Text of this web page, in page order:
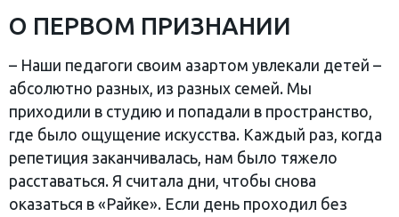
О ПЕРВОМ ПРИЗНАНИИ
– Наши педагоги своим азартом увлекали детей –
абсолютно разных, из разных семей. Мы
приходили в студию и попадали в пространство,
где было ощущение искусства. Каждый раз, когда
репетиция заканчивалась, нам было тяжело
расставаться. Я считала дни, чтобы снова
оказаться в «Райке». Если день проходил без